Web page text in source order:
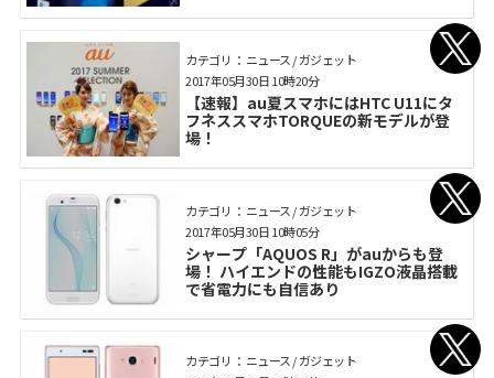
カテゴリ： ニュース / ガジェット
【速報】au夏スマホにはHTC U11にタ
フネススマホTORQUEの新モデルが登
場！
2017年05月30日 10時20分
カテゴリ： ニュース / ガジェット
シャープ「AQUOS R」がauからも登
場！ ハイエンドの性能もIGZO液晶搭載
で省電力にも自信あり
2017年05月30日 10時05分
カテゴリ： ニュース / ガジェット